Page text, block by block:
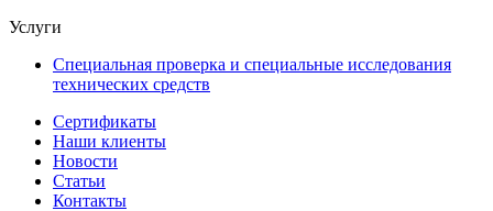
Услуги
Специальная проверка и специальные исследования
технических средств
Сертификаты
Наши клиенты
Новости
Статьи
Контакты